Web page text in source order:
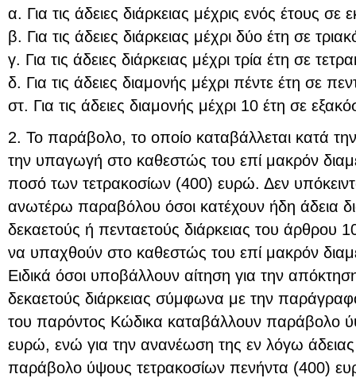
α. Για τις άδειες διάρκειας μέχρις ενός έτους
β. Για τις άδειες διάρκειας μέχρι δύο έτη σε
γ. Για τις άδειες διάρκειας μέχρι τρία έτη σε
δ. Για τις άδειες διαμονής μέχρι πέντε έτη σε
στ. Για τις άδειες διαμονής μέχρι 10 έτη σε
2. Το παράβολο, το οποίο καταβάλλεται κατά
την υπαγωγή στο καθεστώς του επί μακρόν
ποσό των τετρακοσίων (400) ευρώ. Δεν
ανωτέρω παραβόλου όσοι κατέχουν ήδη άδεια
δεκαετούς ή πενταετούς διάρκειας του άρθρου
να υπαχθούν στο καθεστώς του επί μακρόν
Ειδικά όσοι υποβάλλουν αίτηση για την
δεκαετούς διάρκειας σύμφωνα με την
του παρόντος Κώδικα καταβάλλουν παράβολο
ευρώ, ενώ για την ανανέωση της εν λόγω
παράβολο ύψους τετρακοσίων πενήντα (400)